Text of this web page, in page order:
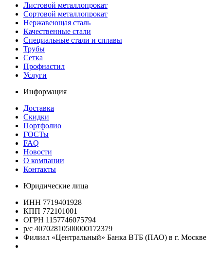
Листовой металлопрокат
Сортовой металлопрокат
Нержавеющая сталь
Качественные стали
Специальные стали и сплавы
Трубы
Сетка
Профнастил
Услуги
Информация
Доставка
Скидки
Портфолио
ГОСТы
FAQ
Новости
О компании
Контакты
Юридические лица
ИНН 7719401928
КПП 772101001
ОГРН 1157746075794
р/с 40702810500000172379
Филиал «Центральный» Банка ВТБ (ПАО) в г. Москве